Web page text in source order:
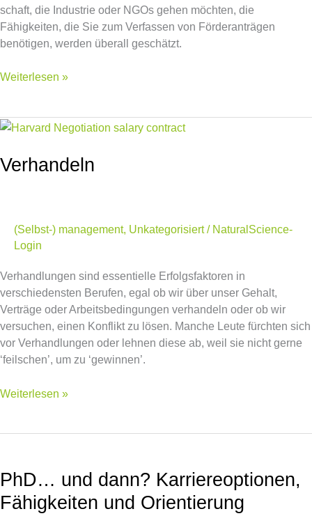
schaft, die Industrie oder NGOs gehen möchten, die
Fähigkeiten, die Sie zum Verfassen von Förderanträgen
benötigen, werden überall geschätzt.
Weiterlesen »
Verhandeln
(Selbst-) management, Unkategorisiert/ NaturalScience-
Login
Verhandlungen sind essentielle Erfolgsfaktoren in
verschiedensten Berufen, egal ob wir über unser Gehalt,
Verträge oder Arbeitsbedingungen verhandeln oder ob wir
versuchen, einen Konflikt zu lösen. Manche Leute fürchten sich
vor Verhandlungen oder lehnen diese ab, weil sie nicht gerne
‘feilschen’, um zu ‘gewinnen’.
Verhandeln
Weiterlesen »
PhD… und dann? Karriereoptionen,
Fähigkeiten und Orientierung
dann?
Fähigkeiten